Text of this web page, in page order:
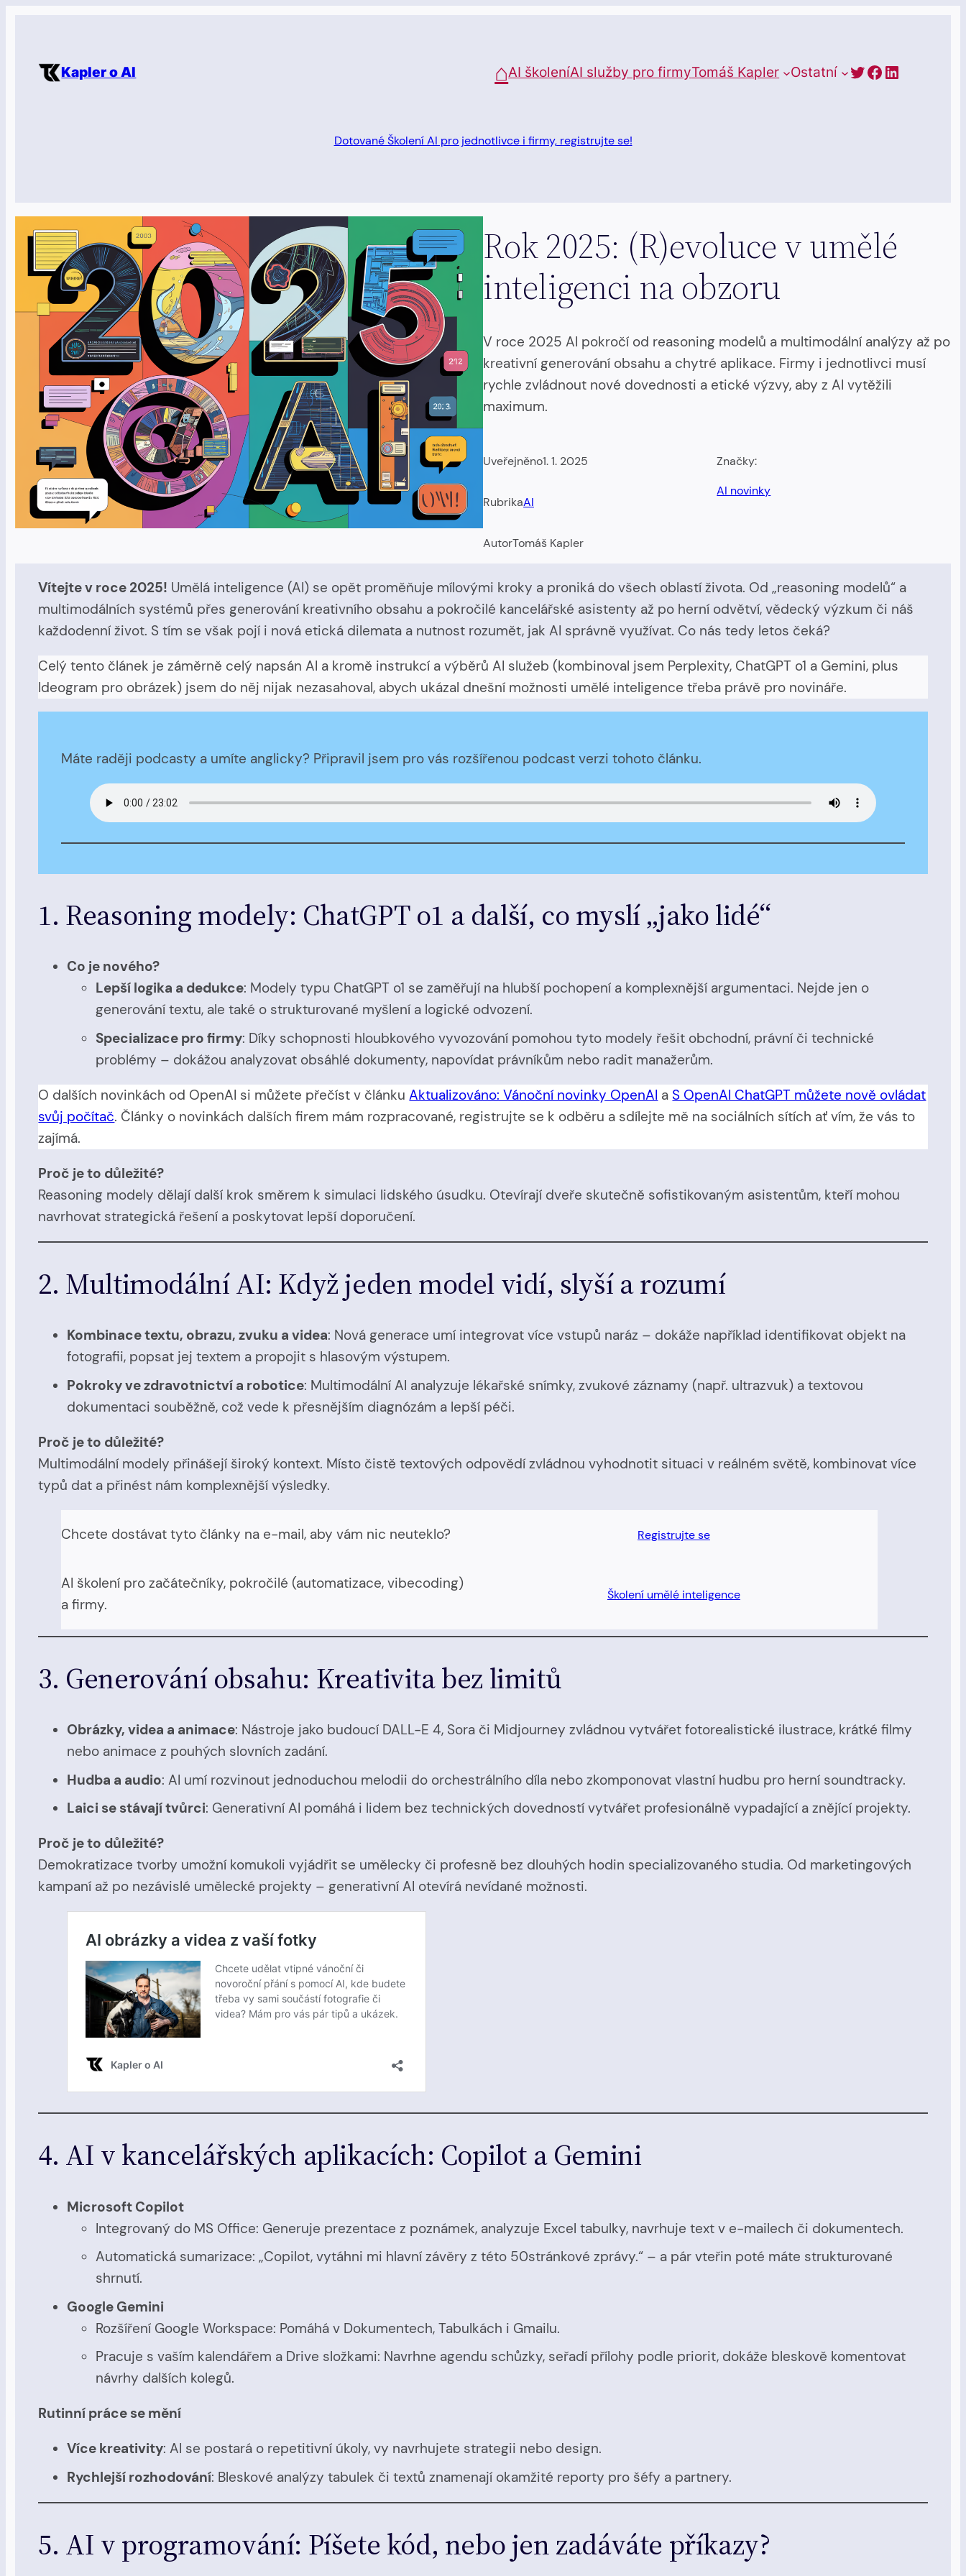
obsah Kapler o AI ⌂AI školeníAI služby pro firmyTomáš Kapler Ostatní https://
Facebook
LinkedIn
Dotované Školení AI pro jednotlivce i firmy, registrujte se!
Rok 2025: (R)evoluce v umělé
inteligenci na obzoru
V roce 2025 AI pokročí od reasoning modelů a multimodální analýzy až po
kreativní generování obsahu a chytré aplikace. Firmy i jednotlivci musí
rychle zvládnout nové dovednosti a etické výzvy, aby z AI vytěžili
maximum.
Uveřejněno1. 1. 2025
RubrikaAI
AutorTomáš Kapler
Značky:
AI novinky
Vítejte v roce 2025! Umělá inteligence (AI) se opět proměňuje mílovými kroky a proniká do všech oblastí života. Od „reasoning modelů“ a
multimodálních systémů přes generování kreativního obsahu a pokročilé kancelářské asistenty až po herní odvětví, vědecký výzkum či náš
každodenní život. S tím se však pojí i nová etická dilemata a nutnost rozumět, jak AI správně využívat. Co nás tedy letos čeká?
Celý tento článek je záměrně celý napsán AI a kromě instrukcí a výběrů AI služeb (kombinoval jsem Perplexity, ChatGPT o1 a Gemini, plus
Ideogram pro obrázek) jsem do něj nijak nezasahoval, abych ukázal dnešní možnosti umělé inteligence třeba právě pro novináře.
Máte raději podcasty a umíte anglicky? Připravil jsem pro vás rozšířenou podcast verzi tohoto článku.
1. Reasoning modely: ChatGPT o1 a další, co myslí „jako lidé“
Co je nového?
Lepší logika a dedukce: Modely typu ChatGPT o1 se zaměřují na hlubší pochopení a komplexnější argumentaci. Nejde jen o
generování textu, ale také o strukturované myšlení a logické odvození.
Specializace pro firmy: Díky schopnosti hloubkového vyvozování pomohou tyto modely řešit obchodní, právní či technické
problémy – dokážou analyzovat obsáhlé dokumenty, napovídat právníkům nebo radit manažerům.
O dalších novinkách od OpenAI si můžete přečíst v článkuAktualizováno: Vánoční novinky OpenAI a S OpenAI ChatGPT můžete nově ovládat
svůj počítač. Články o novinkách dalších firem mám rozpracované, registrujte se k odběru a sdílejte mě na sociálních sítích ať vím, že vás to
zajímá.
Proč je to důležité?
Reasoning modely dělají další krok směrem k simulaci lidského úsudku. Otevírají dveře skutečně sofistikovaným asistentům, kteří mohou
navrhovat strategická řešení a poskytovat lepší doporučení.
2. Multimodální AI: Když jeden model vidí, slyší a rozumí
Kombinace textu, obrazu, zvuku a videa: Nová generace umí integrovat více vstupů naráz – dokáže například identifikovat objekt na
fotografii, popsat jej textem a propojit s hlasovým výstupem.
Pokroky ve zdravotnictví a robotice: Multimodální AI analyzuje lékařské snímky, zvukové záznamy (např. ultrazvuk) a textovou
dokumentaci souběžně, což vede k přesnějším diagnózám a lepší péči.
Proč je to důležité?
Multimodální modely přinášejí široký kontext. Místo čistě textových odpovědí zvládnou vyhodnotit situaci v reálném světě, kombinovat více
typů dat a přinést nám komplexnější výsledky.
Chcete dostávat tyto články na e-mail, aby vám nic neuteklo? Registrujte se
AI školení pro začátečníky, pokročilé (automatizace, vibecoding)
a firmy.
Školení umělé inteligence
3. Generování obsahu: Kreativita bez limitů
Obrázky, videa a animace: Nástroje jako budoucí DALL-E 4, Sora či Midjourney zvládnou vytvářet fotorealistické ilustrace, krátké filmy
nebo animace z pouhých slovních zadání.
Hudba a audio: AI umí rozvinout jednoduchou melodii do orchestrálního díla nebo zkomponovat vlastní hudbu pro herní soundtracky.
Laici se stávají tvůrci: Generativní AI pomáhá i lidem bez technických dovedností vytvářet profesionálně vypadající a znějící projekty.
Proč je to důležité?
Demokratizace tvorby umožní komukoli vyjádřit se umělecky či profesně bez dlouhých hodin specializovaného studia. Od marketingových
kampaní až po nezávislé umělecké projekty – generativní AI otevírá nevídané možnosti.
4. AI v kancelářských aplikacích: Copilot a Gemini
Microsoft Copilot
Integrovaný do MS Office: Generuje prezentace z poznámek, analyzuje Excel tabulky, navrhuje text v e-mailech či dokumentech.
Automatická sumarizace: „Copilot, vytáhni mi hlavní závěry z této 50stránkové zprávy.“ – a pár vteřin poté máte strukturované
shrnutí.
Google Gemini
Rozšíření Google Workspace: Pomáhá v Dokumentech, Tabulkách i Gmailu.
Pracuje s vaším kalendářem a Drive složkami: Navrhne agendu schůzky, seřadí přílohy podle priorit, dokáže bleskově komentovat
návrhy dalších kolegů.
Rutinní práce se mění
Více kreativity: AI se postará o repetitivní úkoly, vy navrhujete strategii nebo design.
Rychlejší rozhodování: Bleskové analýzy tabulek či textů znamenají okamžité reporty pro šéfy a partnery.
5. AI v programování: Píšete kód, nebo jen zadáváte příkazy?